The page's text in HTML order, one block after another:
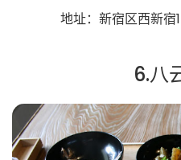
地址：新宿区西新宿
6.八